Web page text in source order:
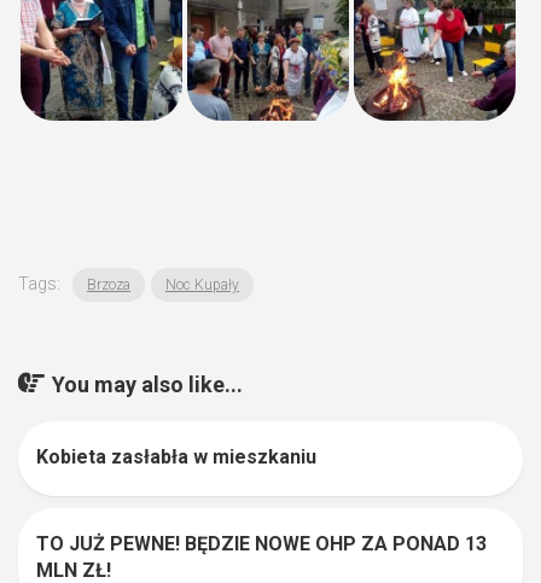
Tags: Brzoza Noc Kupały
You may also like...
Kobieta zasłabła w mieszkaniu
TO JUŻ PEWNE! BĘDZIE NOWE OHP ZA PONAD 13
MLN ZŁ!